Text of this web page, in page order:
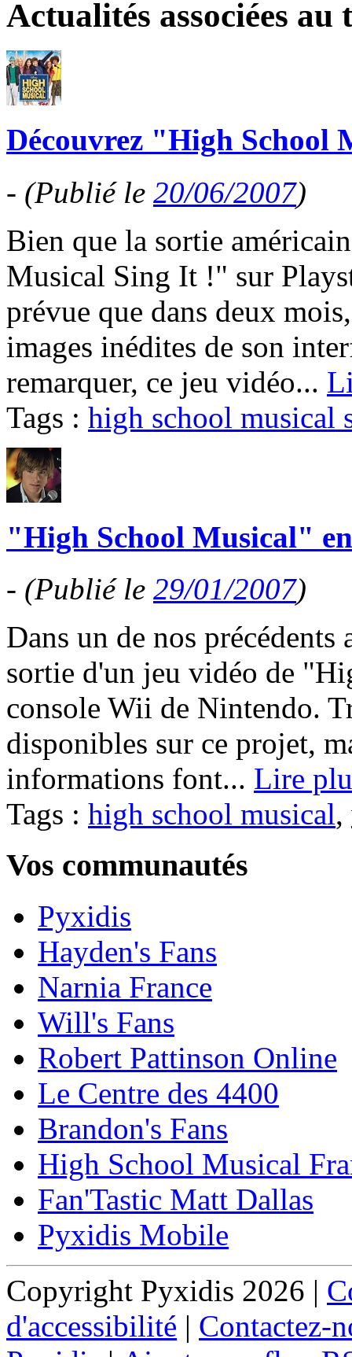
Actualités associées au
Découvrez "High School
- (Publié le 20/06/2007)
Bien que la sortie
Musical Sing It !" sur
prévue que dans deux
images inédites de son
remarquer, ce jeu vidéo...
Tags : high school musical
"High School Musical"
- (Publié le 29/01/2007)
Dans un de nos
sortie d'un jeu vidéo de
console Wii de Nintendo.
disponibles sur ce projet,
informations font... Lire
Tags : high school musical,
Vos communautés
Pyxidis
Hayden's Fans
Narnia France
Will's Fans
Robert Pattinson Online
Le Centre des 4400
Brandon's Fans
High School Musical
Fan'Tastic Matt Dallas
Pyxidis Mobile
Copyright Pyxidis 2026 |
d'accessibilité | Contactez-